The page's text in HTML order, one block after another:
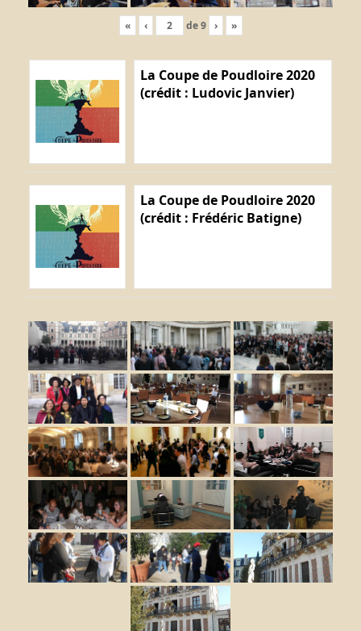
« ‹ de9 › »
La Coupe de Poudloire 2020
(crédit : Ludovic Janvier)
La Coupe de Poudloire 2020
(crédit : Frédéric Batigne)